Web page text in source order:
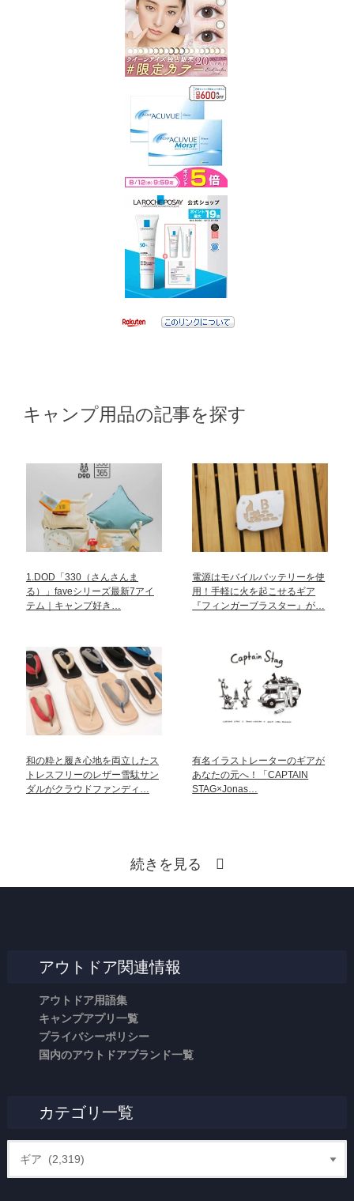
キャンプ用品の記事を探す
1.DOD「330（さんさんま
る）」faveシリーズ最新7アイ
テム｜キャンプ好き…
電源はモバイルバッテリーを使
用！手軽に火を起こせるギア
『フィンガーブラスター』が…
和の粋と履き心地を両立したス
トレスフリーのレザー雪駄サン
ダルがクラウドファンディ…
有名イラストレーターのギアが
あなたの元へ！「CAPTAIN
STAG×Jonas…
続きを見る
アウトドア関連情報
アウトドア用語集
キャンプアプリ一覧
プライバシーポリシー
国内のアウトドアブランド一覧
カテゴリ一覧